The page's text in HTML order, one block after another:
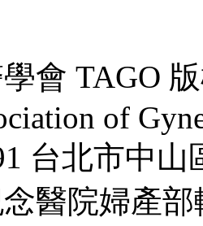
會 TAGO
of
台北市中山
醫院婦產